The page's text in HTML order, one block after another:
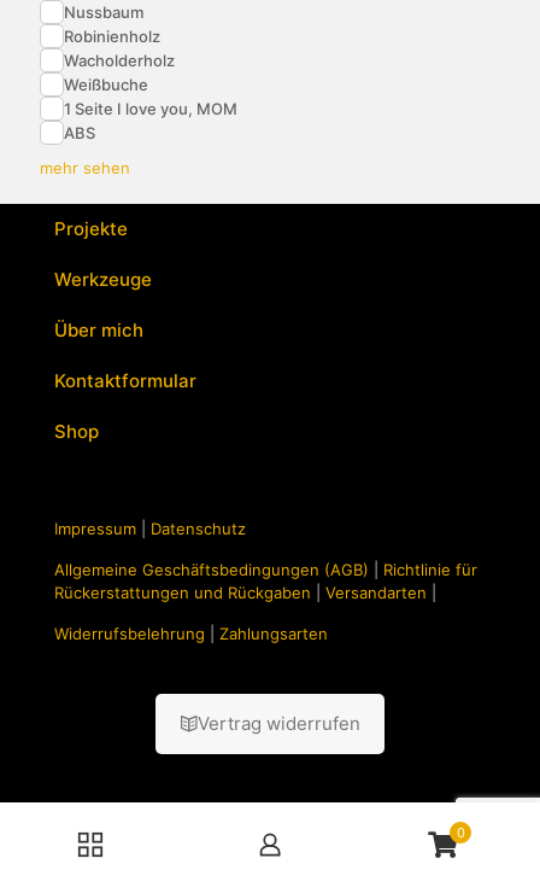
Nussbaum
Robinienholz
Wacholderholz
Weißbuche
1 Seite I love you, MOM
ABS
mehr sehen
Projekte
Werkzeuge
Über mich
Kontaktformular
Shop
Impressum Datenschutz
Allgemeine Geschäftsbedingungen (AGB)
Richtlinie für
Rückerstattungen und Rückgaben
Versandarten
Widerrufsbelehrung Zahlungsarten
Vertrag widerrufen
0